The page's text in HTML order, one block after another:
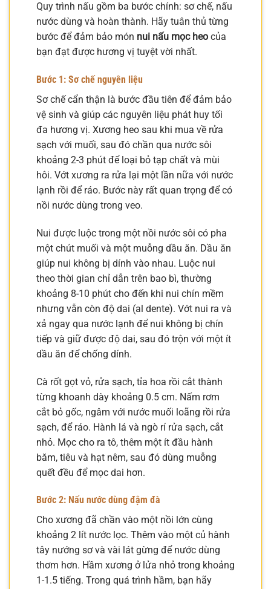
Quy trình nấu gồm ba bước chính: sơ chế, nấu
nước dùng và hoàn thành. Hãy tuân thủ từng
bước để đảm bảo món nui nấu mọc heo của
bạn đạt được hương vị tuyệt vời nhất.
Bước 1: Sơ chế nguyên liệu
Sơ chế cẩn thận là bước đầu tiên để đảm bảo
vệ sinh và giúp các nguyên liệu phát huy tối
đa hương vị. Xương heo sau khi mua về rửa
sạch với muối, sau đó chần qua nước sôi
khoảng 2-3 phút để loại bỏ tạp chất và mùi
hôi. Vớt xương ra rửa lại một lần nữa với nước
lạnh rồi để ráo. Bước này rất quan trọng để có
nồi nước dùng trong veo.
Nui được luộc trong một nồi nước sôi có pha
một chút muối và một muỗng dầu ăn. Dầu ăn
giúp nui không bị dính vào nhau. Luộc nui
theo thời gian chỉ dẫn trên bao bì, thường
khoảng 8-10 phút cho đến khi nui chín mềm
nhưng vẫn còn độ dai (al dente). Vớt nui ra và
xả ngay qua nước lạnh để nui không bị chín
tiếp và giữ được độ dai, sau đó trộn với một ít
dầu ăn để chống dính.
Cà rốt gọt vỏ, rửa sạch, tỉa hoa rồi cắt thành
từng khoanh dày khoảng 0.5 cm. Nấm rơm
cắt bỏ gốc, ngâm với nước muối loãng rồi rửa
sạch, để ráo. Hành lá và ngò rí rửa sạch, cắt
nhỏ. Mọc cho ra tô, thêm một ít đầu hành
băm, tiêu và hạt nêm, sau đó dùng muỗng
quết đều để mọc dai hơn.
Bước 2: Nấu nước dùng đậm đà
Cho xương đã chần vào một nồi lớn cùng
khoảng 2 lít nước lọc. Thêm vào một củ hành
tây nướng sơ và vài lát gừng để nước dùng
thơm hơn. Hầm xương ở lửa nhỏ trong khoảng
1-1.5 tiếng. Trong quá trình hầm, bạn hãy